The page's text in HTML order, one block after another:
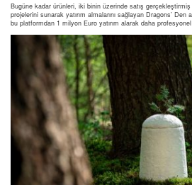
Bugüne kadar ürünleri, iki binin üzerinde satış
projelerini sunarak yatırım almalarını sağlayan Dragons’ Den
bu platformdan 1 milyon Euro yatırım alarak daha